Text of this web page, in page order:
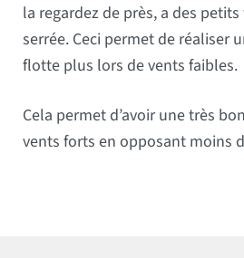
la regardez de près, a des
serrée. Ceci permet de réaliser
flotte plus lors de vents faibles.
Cela permet d’avoir une très
vents forts en opposant moins